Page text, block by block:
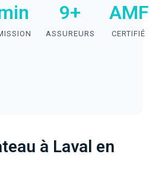
9+
ASSUREURS
AMF
CERTIFIÉ
à Laval en